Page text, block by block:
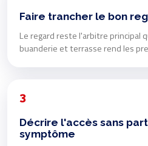
Faire trancher le bon
Le regard reste l'arbitre principal
buanderie et terrasse rend les
3
Décrire l'accès sans
symptôme